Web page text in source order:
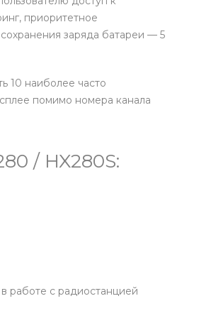
приоритетное
заряда батареи — 5
10 наиболее часто
помимо номера канала
/ HX280S:
работе с радиостанцией